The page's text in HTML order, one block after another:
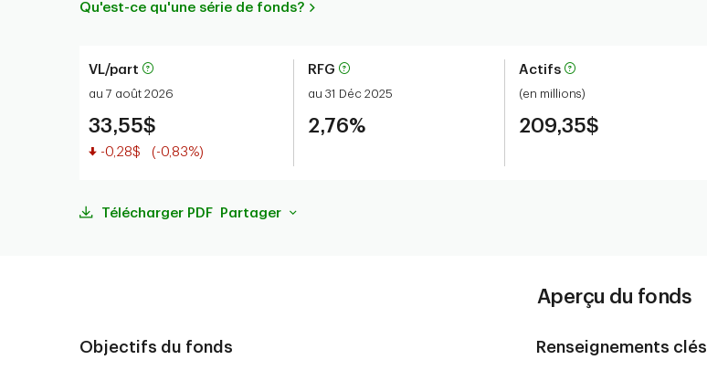
Qu'est-ce qu'une série de fonds?
VL/part
au 7 août 2026
33,55$
Valeur réduite
-0,28$ (-0,83%)
RFG
au 31 Déc 2025
2,76%
Actifs
(en millions)
209,35$
Télécharger PDF Partager
Aperçu du fonds
Objectifs du fonds Renseignements clés